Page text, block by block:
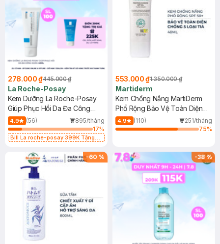
278.000 ₫445.000 ₫
La Roche-Posay
Kem Dưỡng La Roche-Posay
Giúp Phục Hồi Da Đa Công
Dụng 40ml
4.9 (56)
895/tháng
17%
Bill La roche-posay 399K Tặng
(SL có hạn)
553.000 ₫1.350.000 ₫
Martiderm
Kem Chống Nắng MartiDerm
Phổ Rộng Bảo Vệ Toàn Diện
40ml
4.9 (110)
251/tháng
75%
-60 % -38%